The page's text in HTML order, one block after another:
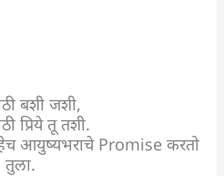
बशी जशी,
प्रिये तू तशी.
आयुष्यभराचे Promise करतो
तुला.